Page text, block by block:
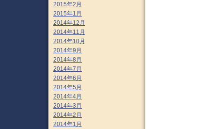
2015年2月
2015年1月
2014年12月
2014年11月
2014年10月
2014年9月
2014年8月
2014年7月
2014年6月
2014年5月
2014年4月
2014年3月
2014年2月
2014年1月